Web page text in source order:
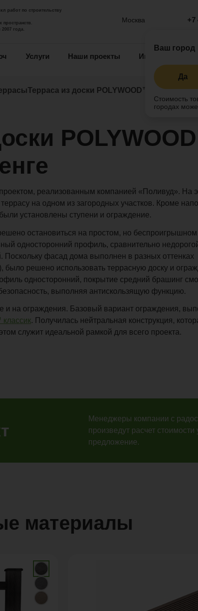
работ по строительству
пространств.
2007 года.
Москва
Ваш город
Да
Стоимость
городах
+7
Услуги Наши проекты Информация
Терраса из доски POLYWOOD™ UNO цвета
реализованным компанией «Поливуд». На
на одном из загородных участков. Кроме
установлены ступени и ограждение.
остановиться на простом, но
односторонний профиль, сравнительно
фасад дома выполнен в разных оттенках
решено использовать террасную доску и
односторонний, покрытие средний брашинг
выполняя антискользящую функцию.
и на ограждения. Базовый вариант ограждения,
. Получилась нейтральная конструкция,
служит идеальной рамкой для всего проекта.
Менеджеры компании с
произведут расчет
предложение.
материалы